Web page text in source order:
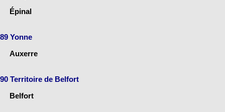
Épinal
89 Yonne
Auxerre
90 Territoire de Belfort
Belfort